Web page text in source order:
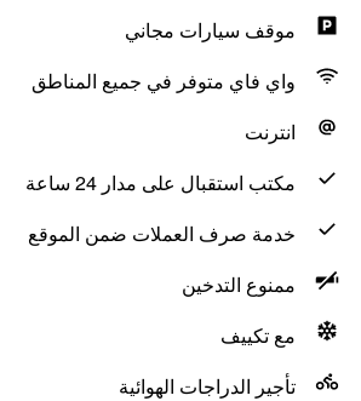
موقف سيارات مجاني
واي فاي متوفر في جميع المناطق
انترنت
مكتب استقبال على مدار 24 ساعة
خدمة صرف العملات ضمن الموقع
ممنوع التدخين
مع تكييف
تأجير الدراجات الهوائية